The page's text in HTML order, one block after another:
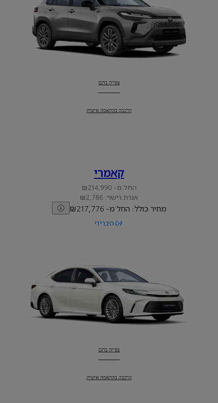
קורולה קרוס
צפייה בדגם
קורולה קרוס:
הרכבה בהתאמה אישית
קאמרי
החל מ- ₪214,990
אגרת רישוי: ₪2,786
מחיר כולל: החל מ- ₪217,776
היברידי
קאמרי :
צפייה בדגם
קאמרי:
הרכבה בהתאמה אישית